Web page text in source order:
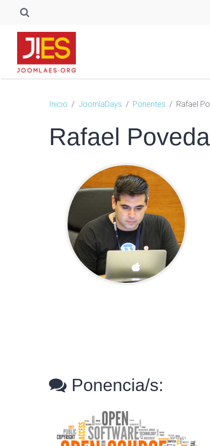
Inicio JoomlaDays Ponentes Rafael
Rafael Poveda
Ponencia/s: